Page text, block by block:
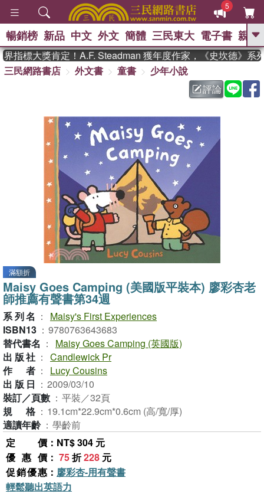
5
GO
熱搜： 東野圭吾 、
父親節 、 如果歷
暑期推薦 、 國際布克
登輝時代
、 數學女孩：黎曼猜想
偉大的迷走神經
暢銷榜 新品 中文 外文 簡體 三民東大 電子書 親子
指標大獎肯定！A.F. Steadman 獲年度作家，《史坎德》系列
三民網路書店
外文書 童書
少年小說
評論
滿額折
Maisy Goes Camping (美國版平裝本) 廖彩杏老
師推薦有聲書第34週
系列名 ：
Maisy's First Experiences
ISBN13 ： 9780763643683
替代書名 ：
Maisy Goes Camping (英國版)
出版社 ： Candlewick Pr
作者 ：
Lucy Cousins
出版日 ： 2009/03/10
裝訂／頁數 ： 平裝／32頁
規格 ： 19.1cm*22.9cm*0.6cm (高/寬/厚)
適讀年齡 ： 學齡前
定價 ：NT$ 304 元
優惠價 ： 75折228 元
促銷優惠 ： 廖彩杏-用有聲書
輕鬆聽出英語力